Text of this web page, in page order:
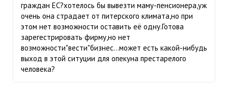
граждан ЕС?хотелось бы вывезти маму-пенсионера,уж
очень она страдает от питерского климата,но при
этом нет возможности оставить её одну.Готова
зарегестрировать фирму,но нет
возможности"вести"бизнес...может есть какой-нибудь
выход в этой ситуции для опекуна престарелого
человека?